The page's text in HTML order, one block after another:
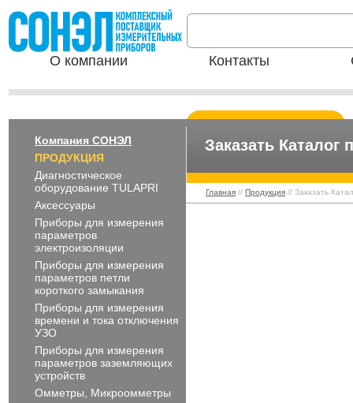
О компании Контакты
Компания СОНЭЛ
ПРОДУКЦИЯ
Диагностическое
оборудование TULAPRI
Аксессуары
Приборы для измерения
параметров
электроизоляции
Приборы для измерения
параметров петли
короткого замыкания
Приборы для измерения
времени и тока отключения
УЗО
Приборы для измерения
параметров заземляющих
устройств
Омметры, Микроомметры
Заказать Каталог
Главная // Продукция // Заказать